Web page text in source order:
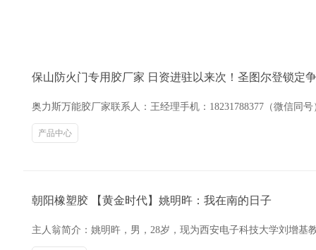
保山防火门专用胶厂家 日资进驻以来次！圣图尔登锁定
奥力斯万能胶厂家联系人：王经理手机：18231788377（微信同
产品中心
朝阳橡塑胶 【黄金时代】姚明旿：我在南的日子
主人翁简介：姚明旿，男，28岁，现为西安电子科技大学刘增基